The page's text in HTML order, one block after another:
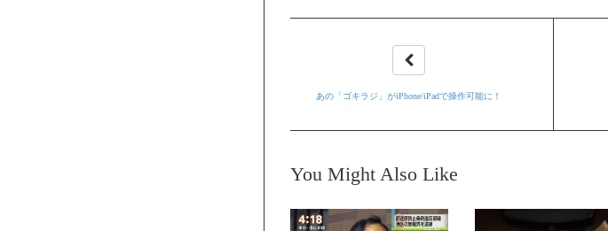
あの「ゴキラジ」がiPhone/iPadで操作可能に！
You Might Also Like